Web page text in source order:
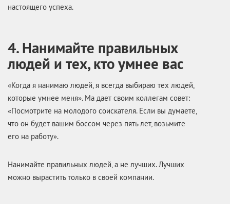
настоящего успеха.
4. Нанимайте правильных
людей и тех, кто умнее вас
«Когда я нанимаю людей, я всегда выбираю тех людей,
которые умнее меня». Ма дает своим коллегам совет:
«Посмотрите на молодого соискателя. Если вы думаете,
что он будет вашим боссом через пять лет, возьмите
его на работу».
Нанимайте правильных людей, а не лучших. Лучших
можно вырастить только в своей компании.